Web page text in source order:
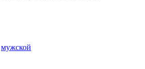
мужской